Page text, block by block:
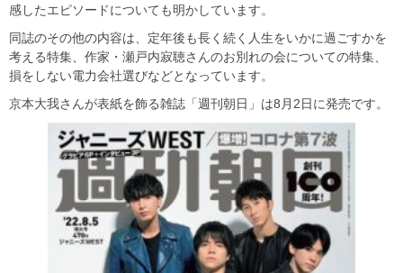
感したエピソードについても明かしています。
同誌のその他の内容は、定年後も長く続く人生をいかに過ごすかを
考える特集、作家・瀬戸内寂聴さんのお別れの会についての特集、
損をしない電力会社選びなどとなっています。
京本大我さんが表紙を飾る雑誌「週刊朝日」は8月2日に発売です。